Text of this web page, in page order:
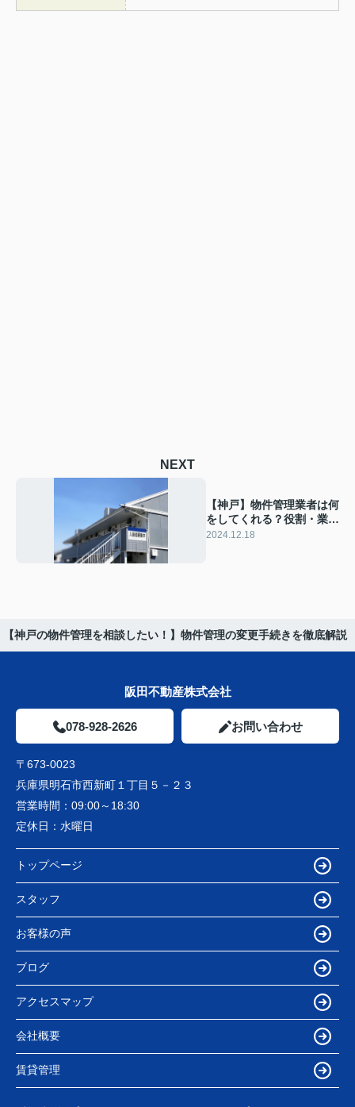
NEXT
【神戸】物件管理業者は何
をしてくれる？役割・業務
フローを徹底解説
2024.12.18
【神戸の物件管理を相談したい！】物件管理の変更手続きを徹底解説
阪田不動産株式会社
078-928-2626 お問い合わせ
〒673-0023
兵庫県明石市西新町１丁目５－２３
営業時間： 09:00～18:30
定休日： 水曜日
トップページ
スタッフ
お客様の声
ブログ
アクセスマップ
会社概要
賃貸管理